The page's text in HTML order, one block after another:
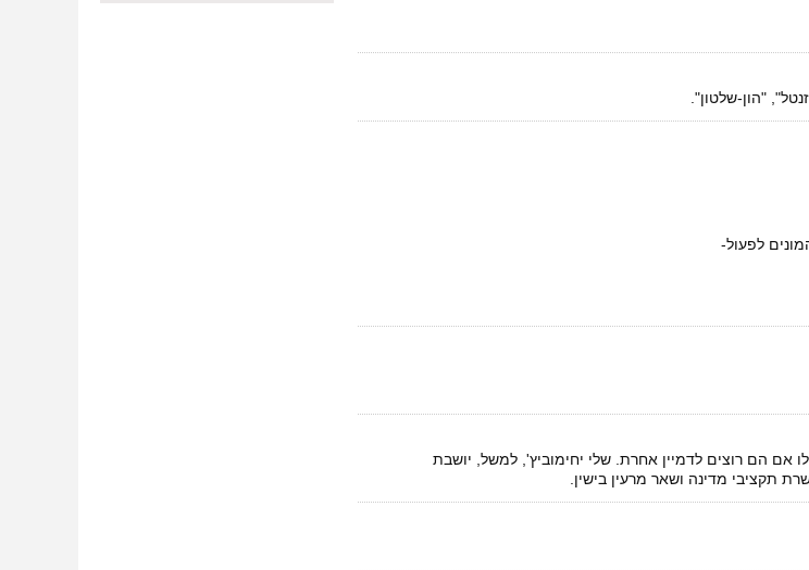
"הון-שלטון".
לפעול-
הם רוצים לדמיין אחרת. שלי יחימוביץ', למשל, יושבת
תקציבי מדינה ושאר מרעין בישין.